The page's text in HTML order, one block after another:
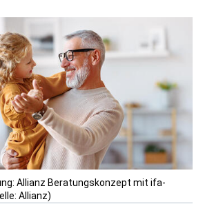
Allianz Beratungskonzept mit ifa-
Allianz)